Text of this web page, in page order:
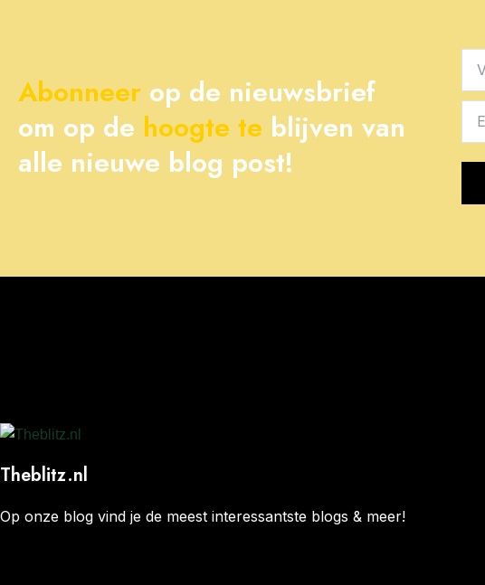
Abonneer op de nieuwsbrief
om op de hoogte te blijven van
alle nieuwe blog post!
Theblitz.nl
Op onze blog vind je de meest interessantste blogs & meer!